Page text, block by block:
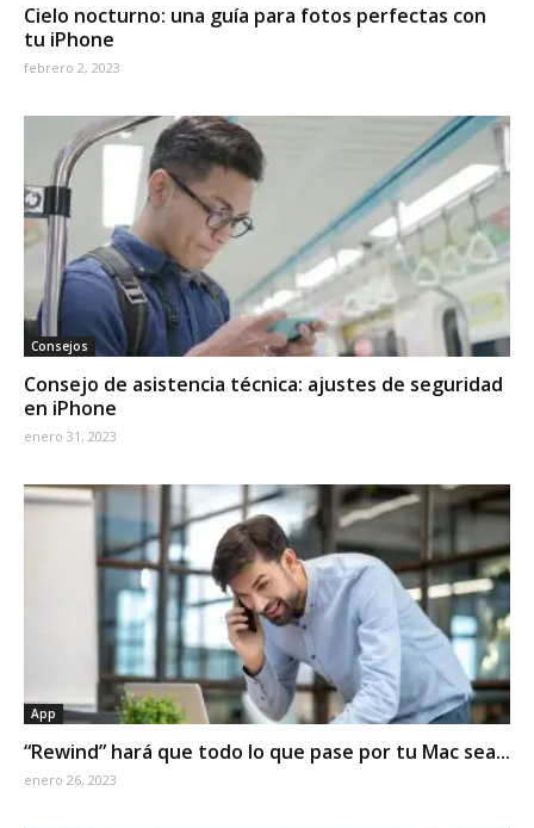
Cielo nocturno: una guía para fotos perfectas con
tu iPhone
febrero 2, 2023
Consejos
Consejo de asistencia técnica: ajustes de seguridad
en iPhone
enero 31, 2023
App
“Rewind” hará que todo lo que pase por tu Mac sea...
enero 26, 2023